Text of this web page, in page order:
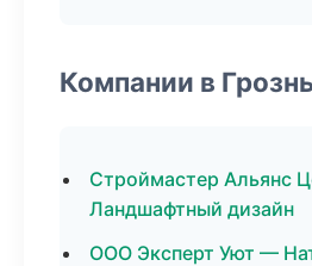
Компании в
Строймастер Альянс
Ландшафтный дизайн
ООО Эксперт Уют —